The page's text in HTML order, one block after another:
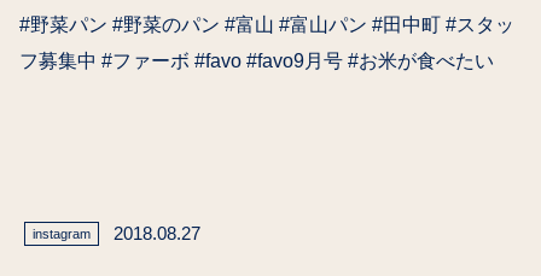
#野菜パン #野菜のパン #富山 #富山パン #田中町 #スタッ
フ募集中 #ファーボ #favo #favo9月号 #お米が食べたい
instagram 2018.08.27